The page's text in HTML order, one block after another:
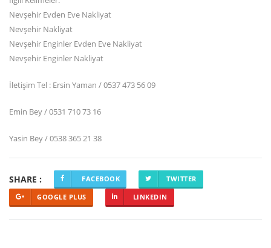
Nevşehir Evden Eve Nakliyat
Nevşehir Nakliyat
Nevşehir Enginler Evden Eve Nakliyat
Nevşehir Enginler Nakliyat
İletişim Tel : Ersin Yaman / 0537 473 56 09
Emin Bey / 0531 710 73 16
Yasin Bey / 0538 365 21 38
SHARE : FACEBOOK
TWITTER
GOOGLE PLUS
LINKEDIN